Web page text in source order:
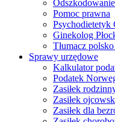
Pomoc prawna
Psychodietetyk
Ginekolog
Tłumacz
Sprawy urzędowe
Kalkulator
Podatek
Zasiłek
Zasiłek
Zasiłek dla